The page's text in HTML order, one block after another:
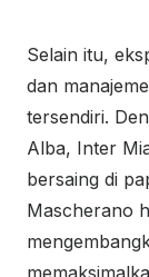
Selain itu,
dan
tersendiri.
Alba, Inter
bersaing di
Mascherano